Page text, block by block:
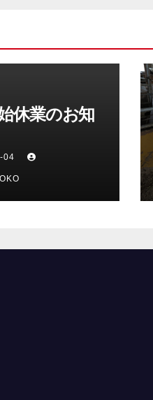
休業のお知
04